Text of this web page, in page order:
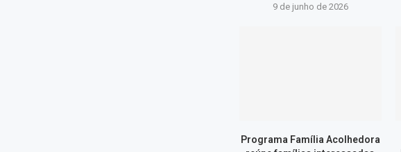
9 de junho de 2026
Programa Família Acolhedora